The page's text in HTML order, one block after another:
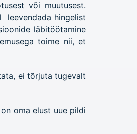
või muutusest.
leevendada hingelist
läbitöötamine
toime nii, et
ei tõrjuta tugevalt
oma elust uue pildi